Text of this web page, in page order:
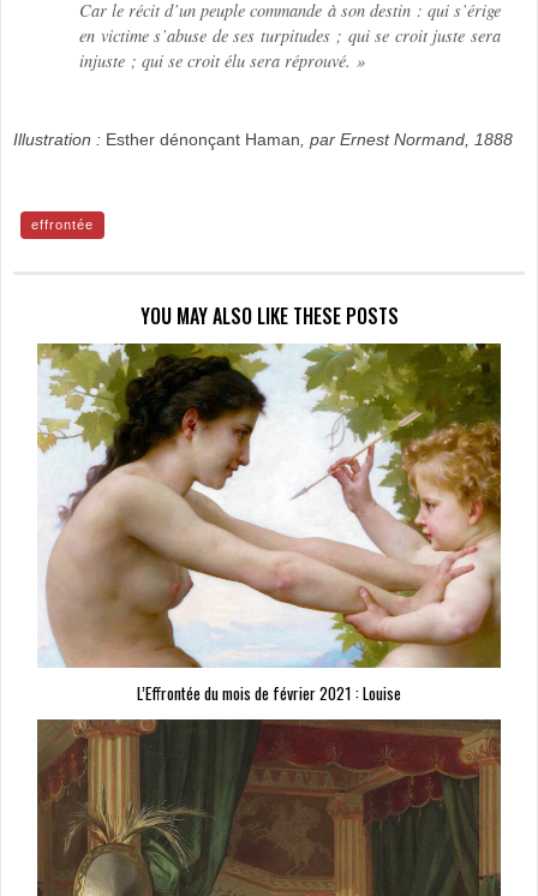
Car le récit d’un peuple commande à son destin : qui s’érige
en victime s’abuse de ses turpitudes ; qui se croit juste sera
injuste ; qui se croit élu sera réprouvé. »
Illustration : Esther dénonçant Haman, par Ernest Normand, 1888
effrontée
YOU MAY ALSO LIKE THESE POSTS
L’Effrontée du mois de février 2021 : Louise